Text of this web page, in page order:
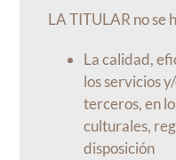
LA TITULAR no se
La calidad,
los servicios
terceros, en
culturales,
disposición